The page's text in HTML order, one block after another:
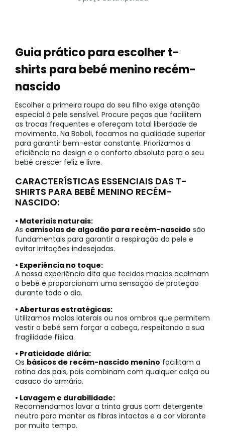
Guia prático para escolher t-
shirts para bebé menino recém-
nascido
Escolher a primeira roupa do seu filho exige atenção
especial à pele sensível. Procure peças que facilitem
as trocas frequentes e ofereçam total liberdade de
movimento. Na Boboli, focamos na qualidade superior
para garantir bem-estar constante. Priorizamos a
eficiência no design e o conforto absoluto para o seu
bebé crescer feliz e livre.
CARACTERÍSTICAS ESSENCIAIS DAS T-
SHIRTS PARA BEBÉ MENINO RECÉM-
NASCIDO:
• Materiais naturais:
As camisolas de algodão para recém-nascido são
fundamentais para garantir a respiração da pele e
evitar irritações indesejadas.
• Experiência no toque:
A nossa experiência dita que tecidos macios acalmam
o bebé e proporcionam uma sensação de proteção
durante todo o dia.
• Aberturas estratégicas:
Utilizamos molas laterais ou nos ombros que permitem
vestir o bebé sem forçar a cabeça, respeitando a sua
fragilidade física.
• Praticidade diária:
Os básicos de recém-nascido menino facilitam a
rotina dos pais, pois combinam com qualquer calça ou
casaco do armário.
• Lavagem e durabilidade:
Recomendamos lavar a trinta graus com detergente
neutro para manter as fibras intactas e a cor vibrante
por muito tempo.